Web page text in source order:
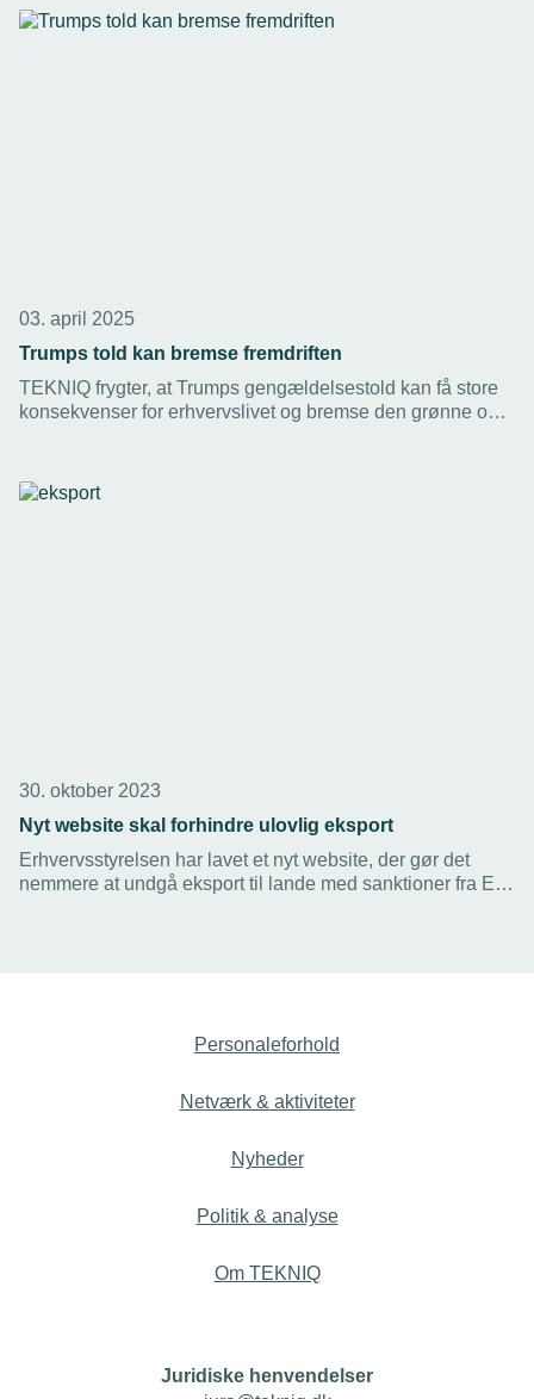
alt fakta i sagen.
03. april 2025
Trumps told kan bremse fremdriften
TEKNIQ frygter, at Trumps gengældelsestold kan få store
konsekvenser for erhvervslivet og bremse den grønne og
30. oktober 2023
Nyt website skal forhindre ulovlig eksport
Erhvervsstyrelsen har lavet et nyt website, der gør det
nemmere at undgå eksport til lande med sanktioner fra EU
Personaleforhold
Netværk & aktiviteter
Nyheder
Politik & analyse
Om TEKNIQ
Juridiske henvendelser